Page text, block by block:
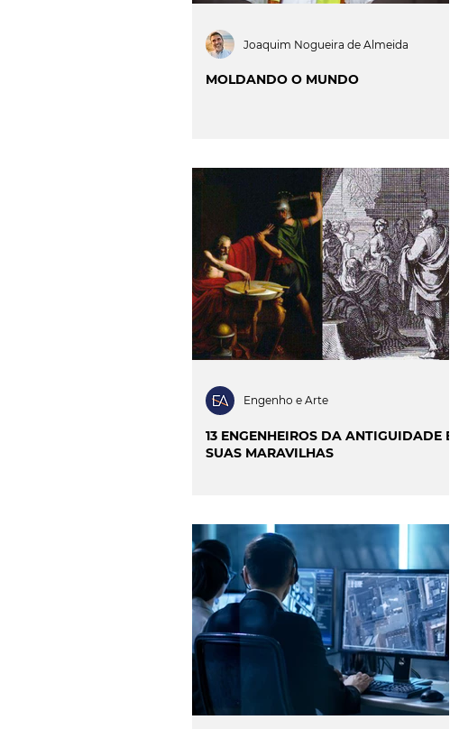
MOLDANDO O MUNDO
Joaquim Nogueira de Almeida
13 ENGENHEIROS DA ANTIGUIDADE E
SUAS MARAVILHAS
Engenho e Arte